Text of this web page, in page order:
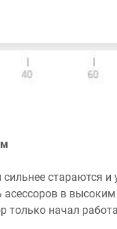
стараются
в
только начал